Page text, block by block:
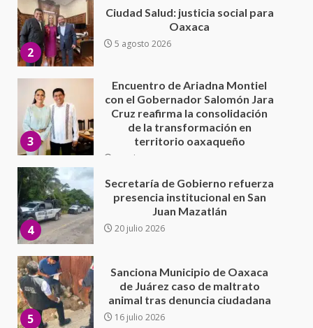
3
con el Gobernador Salomón Jara
Cruz reafirma la consolidación
de la transformación en
4
Secretaría de Gobierno refuerza
presencia institucional en San
Juan Mazatlán
20 julio 2026
5
Sanciona Municipio de Oaxaca
de Juárez caso de maltrato
animal tras denuncia ciudadana
16 julio 2026
6
California; FGR lo investiga por
presuntos delitos de
delincuencia organizada y
contrabando